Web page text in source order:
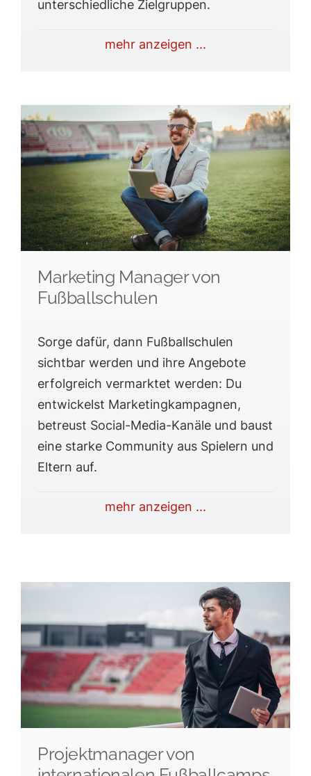
unterschiedliche Zielgruppen.
mehr anzeigen ...
Marketing Manager von
Fußballschulen
Sorge dafür, dann Fußballschulen
sichtbar werden und ihre Angebote
erfolgreich vermarktet werden: Du
entwickelst Marketingkampagnen,
betreust Social-Media-Kanäle und baust
eine starke Community aus Spielern und
Eltern auf.
mehr anzeigen ...
Projektmanager von